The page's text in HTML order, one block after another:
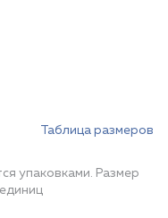
Таблица размеров
упаковками. Размер